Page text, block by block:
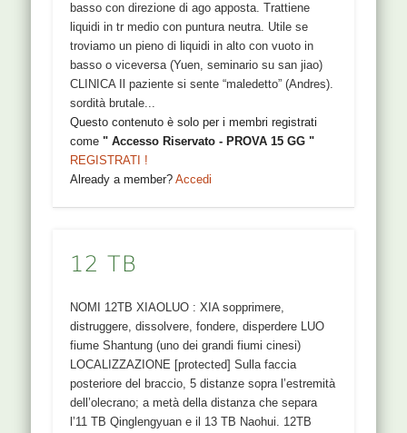
basso con direzione di ago apposta. Trattiene
liquidi in tr medio con puntura neutra. Utile se
troviamo un pieno di liquidi in alto con vuoto in
basso o viceversa (Yuen, seminario su san jiao)
CLINICA Il paziente si sente “maledetto” (Andres).
sordità brutale...
Questo contenuto è solo per i membri registrati
come" Accesso Riservato - PROVA 15 GG "
REGISTRATI !
Already a member?Accedi
12 TB
NOMI 12TB XIAOLUO : XIA sopprimere,
distruggere, dissolvere, fondere, disperdere LUO
fiume Shantung (uno dei grandi fiumi cinesi)
LOCALIZZAZIONE [protected] Sulla faccia
posteriore del braccio, 5 distanze sopra l’estremità
dell’olecrano; a metà della distanza che separa
l’11 TB Qinglengyuan e il 13 TB Naohui. 12TB